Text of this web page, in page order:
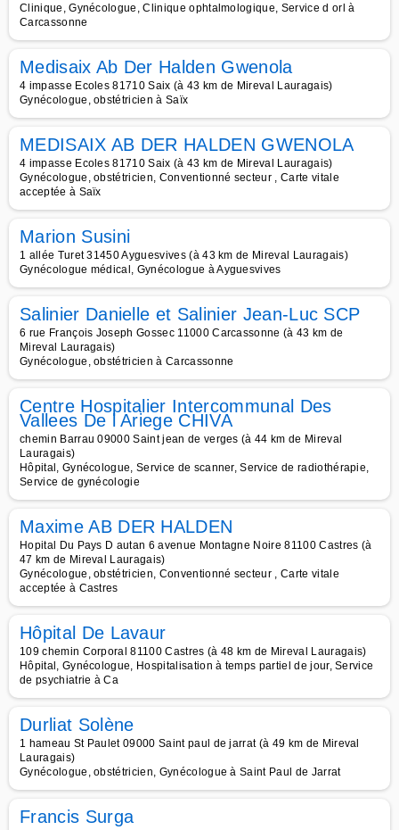
Clinique, Gynécologue, Clinique ophtalmologique, Service d orl à
Carcassonne
Medisaix Ab Der Halden Gwenola
4 impasse Ecoles 81710 Saix (à 43 km de Mireval Lauragais)
Gynécologue, obstétricien à Saïx
MEDISAIX AB DER HALDEN GWENOLA
4 impasse Ecoles 81710 Saix (à 43 km de Mireval Lauragais)
Gynécologue, obstétricien, Conventionné secteur , Carte vitale
acceptée à Saïx
Marion Susini
1 allée Turet 31450 Ayguesvives (à 43 km de Mireval Lauragais)
Gynécologue médical, Gynécologue à Ayguesvives
Salinier Danielle et Salinier Jean-Luc SCP
6 rue François Joseph Gossec 11000 Carcassonne (à 43 km de
Mireval Lauragais)
Gynécologue, obstétricien à Carcassonne
Centre Hospitalier Intercommunal Des
Vallees De l Ariege CHIVA
chemin Barrau 09000 Saint jean de verges (à 44 km de Mireval
Lauragais)
Hôpital, Gynécologue, Service de scanner, Service de radiothérapie,
Service de gynécologie
Maxime AB DER HALDEN
Hopital Du Pays D autan 6 avenue Montagne Noire 81100 Castres (à
47 km de Mireval Lauragais)
Gynécologue, obstétricien, Conventionné secteur , Carte vitale
acceptée à Castres
Hôpital De Lavaur
109 chemin Corporal 81100 Castres (à 48 km de Mireval Lauragais)
Hôpital, Gynécologue, Hospitalisation à temps partiel de jour, Service
de psychiatrie à Ca
Durliat Solène
1 hameau St Paulet 09000 Saint paul de jarrat (à 49 km de Mireval
Lauragais)
Gynécologue, obstétricien, Gynécologue à Saint Paul de Jarrat
Francis Surga